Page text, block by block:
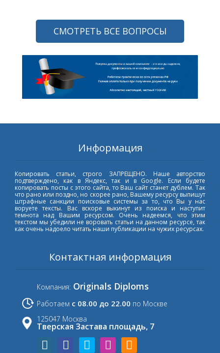
СМОТРЕТЬ ВСЕ ВОПРОСЫ
Информация
Копировать статьи, строго ЗАПРЕЩЕНО. Наше авторство
подтверждено, как в Яндекс, так и в Google. Если будете
копировать посты с этого сайта, то Ваш сайт станет дублем. Так
что рано или поздно, но скорее рано, Вашему ресурсу выпишут
штрафные санкции поисковые системы за то, что Вы у нас
воруете тексты. Вас вскоре выкинут из поиска и наступит
темнота над Вашим ресурсом. Очень надеемся, что этим
текстом мы убедили не воровать статьи на данном ресурсе, так
как очень надоело читать наши публикации на чужих ресурсах.
Контактная информация
Компания: Originals Diploms
Работаем с 08.00 до 22.00 по Москве
125047 Москва
Тверская Застава площадь, 7